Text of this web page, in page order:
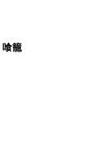
取 喰籠 *喰